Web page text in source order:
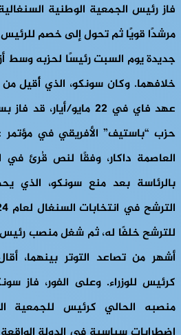
فاز رئيس الجمعية الوطنية
مرشدًا قويًا ثم تحول إلى خصم للرئيس
جديدة يوم السبت رئيسًا لحزبه وسط
خلافهما. وكان سونكو، الذي أُقيل
عهد فاي في 22 مايو/
حزب “باستيف” الأفريقي في مؤتمر
العاصمة داكار، وفقًا لنص قُرئ في
بالرئاسة بعد منع سونكو، الذي
للترشح خلفًا له، ثم شغل منصب
أشهر من تصاعد التوتر بينهما،
كرئيس للوزراء. وعلى الفور، فاز
منصبه الحالي كرئيس للجمعية